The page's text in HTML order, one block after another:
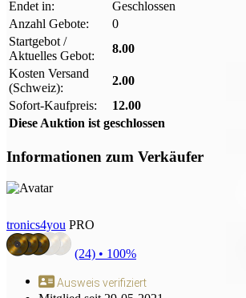
Endet in:
Geschlossen
Anzahl Gebote:
0
Startgebot /
Aktuelles Gebot:
8.00
Kosten Versand
(Schweiz):
2.00
Sofort-Kaufpreis:
12.00
Diese Auktion ist geschlossen
Informationen zum Verkäufer
tronics4you PRO
(24) • 100%
Ausweis verifiziert